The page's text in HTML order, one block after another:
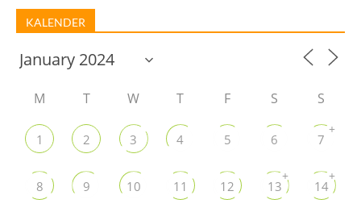
KALENDER
M T W T F S S
1 2 3 4 5 6 7
+
8 9 10 11 12 13
+
14
+